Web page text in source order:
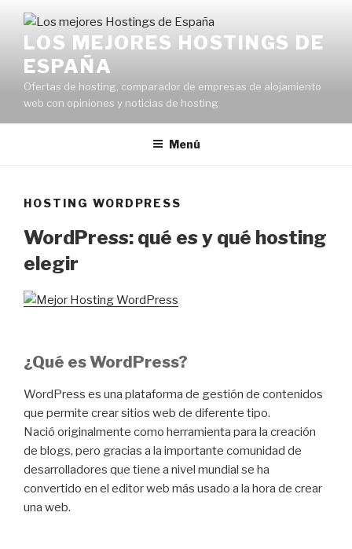
contenidoLOS MEJORES HOSTINGS DE
ESPAÑA
Ofertas de hosting, comparador de empresas de alojamiento
web con opiniones y noticias de hosting
Menú
HOSTING WORDPRESS
WordPress: qué es y qué hosting
elegir
¿Qué es WordPress?
WordPress es una plataforma de gestión de contenidos
que permite crear sitios web de diferente tipo.
Nació originalmente como herramienta para la creación
de blogs, pero gracias a la importante comunidad de
desarrolladores que tiene a nivel mundial se ha
convertido en el editor web más usado a la hora de crear
una web.